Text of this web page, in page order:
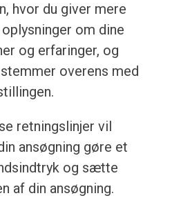
hvor du giver mere
om dine
og erfaringer, og
overens med
retningslinjer vil
ansøgning gøre et
og sætte
af din ansøgning.